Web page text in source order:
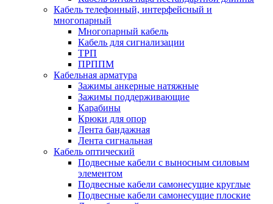
Кабель телефонный, интерфейсный и
многопарный
Многопарный кабель
Кабель для сигнализации
ТРП
ПРППМ
Кабельная арматура
Зажимы анкерные натяжные
Зажимы поддерживающие
Карабины
Крюки для опор
Лента бандажная
Лента сигнальная
Кабель оптический
Подвесные кабели с выносным силовым
элементом
Подвесные кабели самонесущие круглые
Подвесные кабели самонесущие плоские